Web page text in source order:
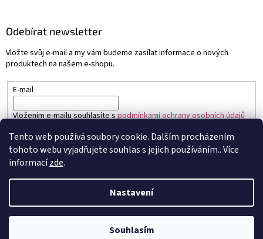
Tento web používá soubory cookie. Dalším procházením
tohoto webu vyjadřujete souhlas s jejich používáním.. Více
informacízde.
Nastavení
Souhlasím
Odebírat newsletter
Vložte svůj e-mail a my vám budeme zasílat informace o nových
produktech na našem e-shopu.
E-mail
Vložením e-mailu souhlasíte spodmínkami ochrany osobních údajů
PŘIHLÁSIT SE
Vytvořil Shoptet
Sapo.cz. Všechna práva vyhrazena.